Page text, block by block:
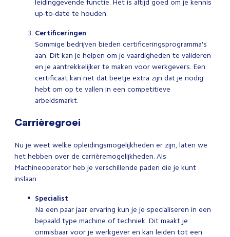
leidinggevende functie. Het is altijd goed om je kennis
up-to-date te houden.
Certificeringen
Sommige bedrijven bieden certificeringsprogramma's
aan. Dit kan je helpen om je vaardigheden te valideren
en je aantrekkelijker te maken voor werkgevers. Een
certificaat kan net dat beetje extra zijn dat je nodig
hebt om op te vallen in een competitieve
arbeidsmarkt.
Carrièregroei
Nu je weet welke opleidingsmogelijkheden er zijn, laten we
het hebben over de carrièremogelijkheden. Als
Machineoperator heb je verschillende paden die je kunt
inslaan:
Specialist
Na een paar jaar ervaring kun je je specialiseren in een
bepaald type machine of techniek. Dit maakt je
onmisbaar voor je werkgever en kan leiden tot een